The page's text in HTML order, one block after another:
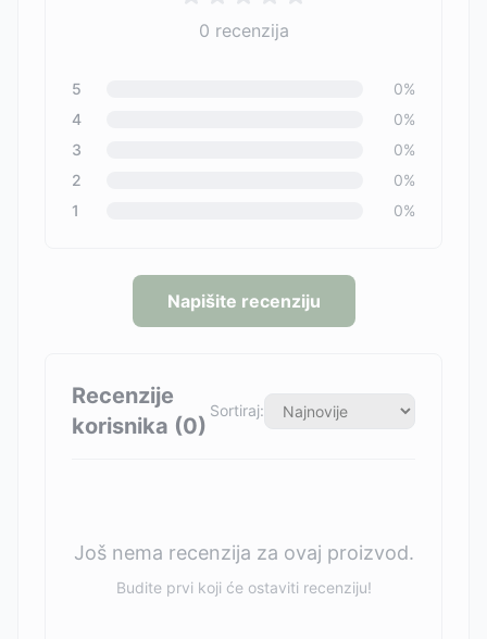
0 recenzija
5 0%
4
0%
3
0%
2
0%
1
0%
Napišite recenziju
Recenzije
korisnika (0)
Sortiraj:
Još nema recenzija za ovaj proizvod.
Budite prvi koji će ostaviti recenziju!